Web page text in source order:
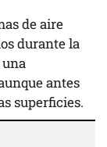
de aire
durante la
antes
superficies.